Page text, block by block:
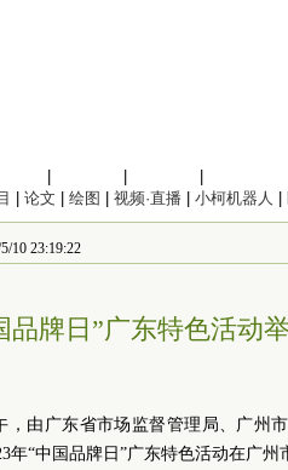
论文 绘图 视频·直播 小柯机器人
10 23:19:22
品牌日”广东特色活动
，由广东省市场监督管理局、广州
“中国品牌日”广东特色活动在广州